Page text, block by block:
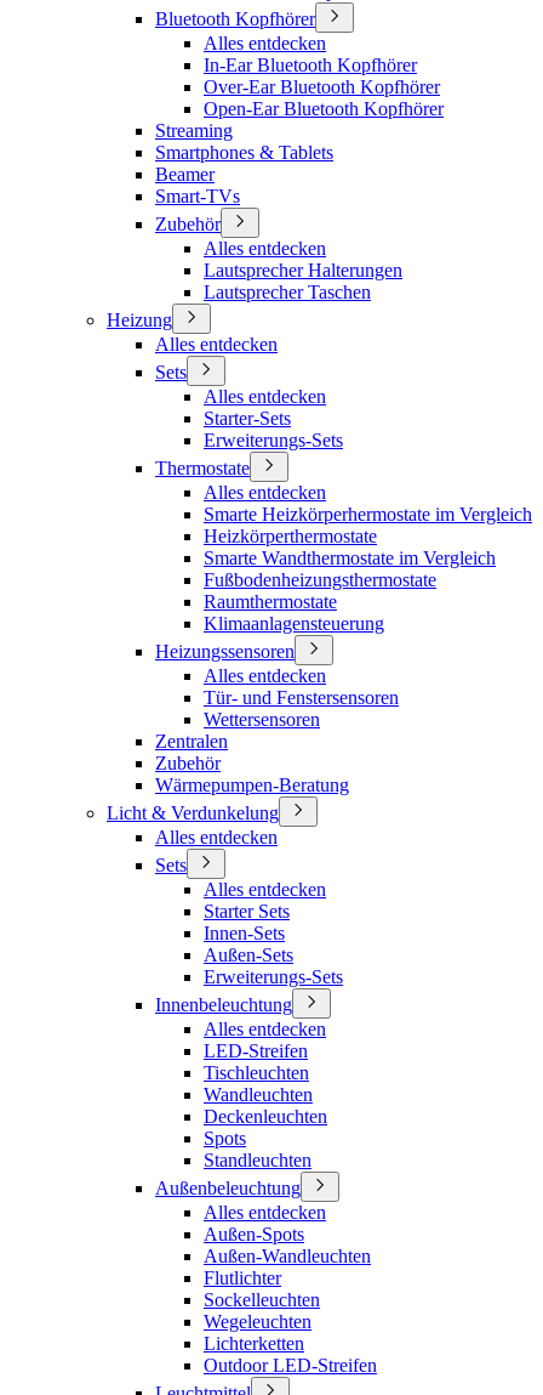
Bluetooth Kopfhörer
Alles entdecken
In-Ear Bluetooth Kopfhörer
Over-Ear Bluetooth Kopfhörer
Open-Ear Bluetooth Kopfhörer
Streaming
Smartphones & Tablets
Beamer
Smart-TVs
Zubehör
Alles entdecken
Lautsprecher Halterungen
Lautsprecher Taschen
Heizung
Alles entdecken
Sets
Alles entdecken
Starter-Sets
Erweiterungs-Sets
Thermostate
Alles entdecken
Smarte Heizkörperhermostate im Vergleich
Heizkörperthermostate
Smarte Wandthermostate im Vergleich
Fußbodenheizungsthermostate
Raumthermostate
Klimaanlagensteuerung
Heizungssensoren
Alles entdecken
Tür- und Fenstersensoren
Wettersensoren
Zentralen
Zubehör
Wärmepumpen-Beratung
Licht & Verdunkelung
Alles entdecken
Sets
Alles entdecken
Starter Sets
Innen-Sets
Außen-Sets
Erweiterungs-Sets
Innenbeleuchtung
Alles entdecken
LED-Streifen
Tischleuchten
Wandleuchten
Deckenleuchten
Spots
Standleuchten
Außenbeleuchtung
Alles entdecken
Außen-Spots
Außen-Wandleuchten
Flutlichter
Sockelleuchten
Wegeleuchten
Lichterketten
Outdoor LED-Streifen